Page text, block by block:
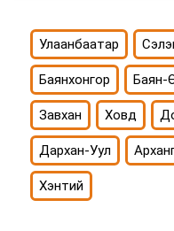
Улаанбаатар
Баянхонгор Баян-
Завхан Ховд
Дархан-Уул
Хэнтий